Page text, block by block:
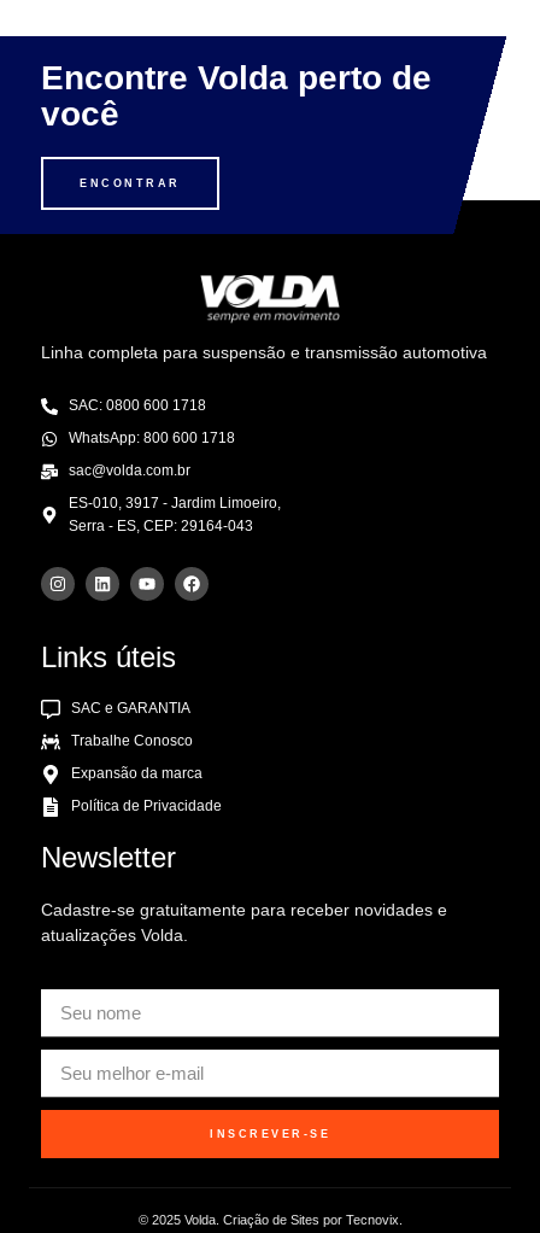
Encontre Volda perto de
você
ENCONTRAR
Linha completa para suspensão e transmissão automotiva
SAC: 0800 600 1718
WhatsApp: 800 600 1718
sac@volda.com.br
ES-010, 3917 - Jardim Limoeiro,
Serra - ES, CEP: 29164-043
Links úteis
SAC e GARANTIA
Trabalhe Conosco
Expansão da marca
Política de Privacidade
Newsletter
Cadastre-se gratuitamente para receber novidades e
atualizações Volda.
INSCREVER-SE
© 2025 Volda. Criação de Sites por Tecnovix.